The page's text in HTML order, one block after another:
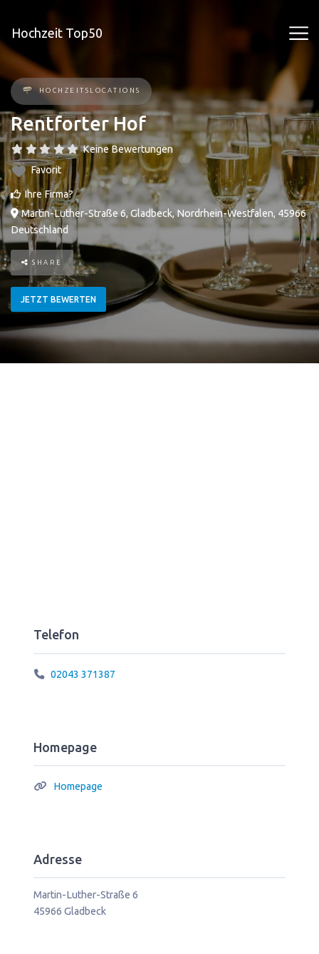
Hochzeit Top50
HOCHZEITSLOCATIONS
Rentforter Hof
Keine Bewertungen
Favorit
Ihre Firma?
Martin-Luther-Straße 6, Gladbeck,Nordrhein-Westfalen, 45966
Deutschland
SHARE
JETZT BEWERTEN
Telefon
02043 371387
Homepage
Homepage
Adresse
Martin-Luther-Straße 6
45966 Gladbeck